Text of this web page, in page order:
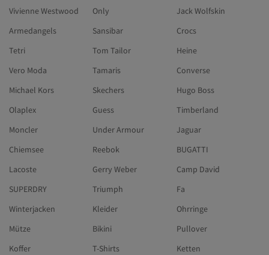
Vivienne Westwood
Only
Jack Wolfskin
Armedangels
Sansibar
Crocs
Tetri
Tom Tailor
Heine
Vero Moda
Tamaris
Converse
Michael Kors
Skechers
Hugo Boss
Olaplex
Guess
Timberland
Moncler
Under Armour
Jaguar
Chiemsee
Reebok
BUGATTI
Lacoste
Gerry Weber
Camp David
SUPERDRY
Triumph
Fa
Winterjacken
Kleider
Ohrringe
Mütze
Bikini
Pullover
Koffer
T-Shirts
Ketten